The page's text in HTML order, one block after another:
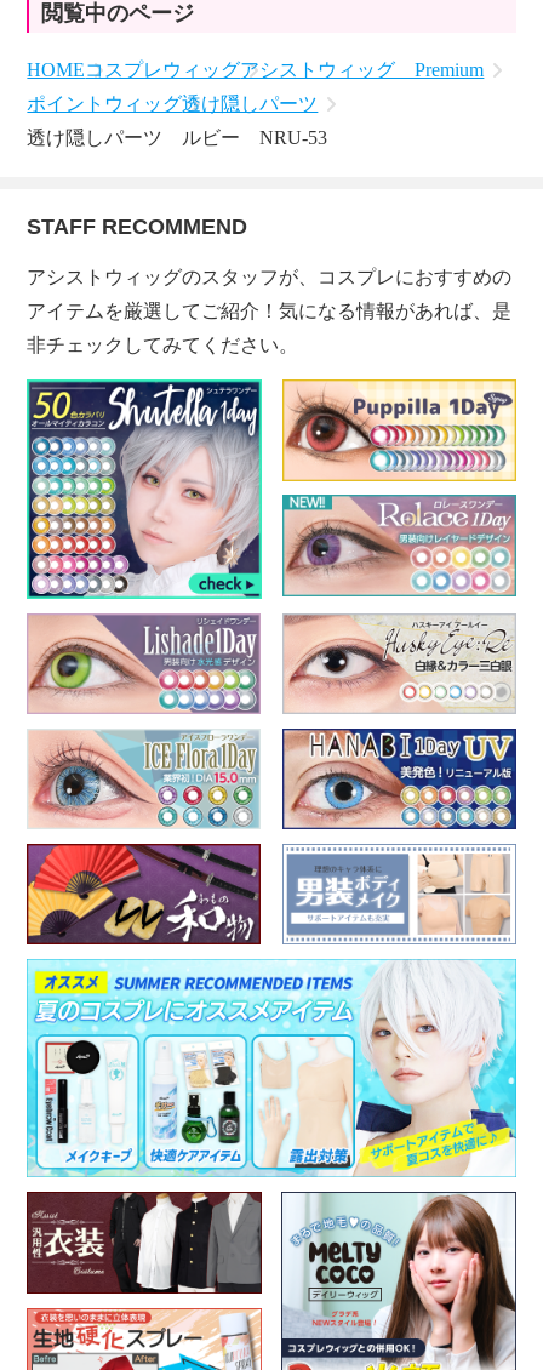
閲覧中のページ
HOMEコスプレウィッグアシストウィッグ Premium
ポイントウィッグ透け隠しパーツ
透け隠しパーツ ルビー NRU-53
STAFF RECOMMEND
アシストウィッグのスタッフが、コスプレにおすすめの
アイテムを厳選してご紹介！気になる情報があれば、是
非チェックしてみてください。